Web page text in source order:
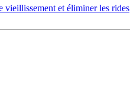
vieillissement et éliminer les rides